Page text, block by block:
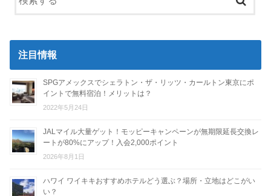
注目情報
SPGアメックスでシェラトン・ザ・リッツ・カールトン東京にポ
イントで無料宿泊！メリットは？
2022年5月24日
JALマイル大量ゲット！モッピーキャンペーンが無期限延長交換レ
ートが80%にアップ！入会2,000ポイント
2026年8月1日
ハワイ ワイキキおすすめホテルどう選ぶ？場所・立地はどこがい
い？